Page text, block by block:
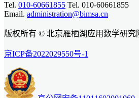
Tel. 010-60661855 Tel. 010-60661855
Email. administration@bimsa.cn
版权所有 © 北京雁栖湖应用数学研究
京ICP备2022029550号-1